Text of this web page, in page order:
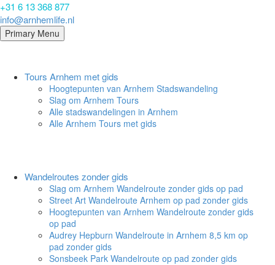
+31 6 13 368 877
info@arnhemlife.nl
Primary Menu
Tours Arnhem met gids
Hoogtepunten van Arnhem Stadswandeling
Slag om Arnhem Tours
Alle stadswandelingen in Arnhem
Alle Arnhem Tours met gids
Wandelroutes zonder gids
Slag om Arnhem Wandelroute zonder gids op pad
Street Art Wandelroute Arnhem op pad zonder gids
Hoogtepunten van Arnhem Wandelroute zonder gids
op pad
Audrey Hepburn Wandelroute in Arnhem 8,5 km op
pad zonder gids
Sonsbeek Park Wandelroute op pad zonder gids